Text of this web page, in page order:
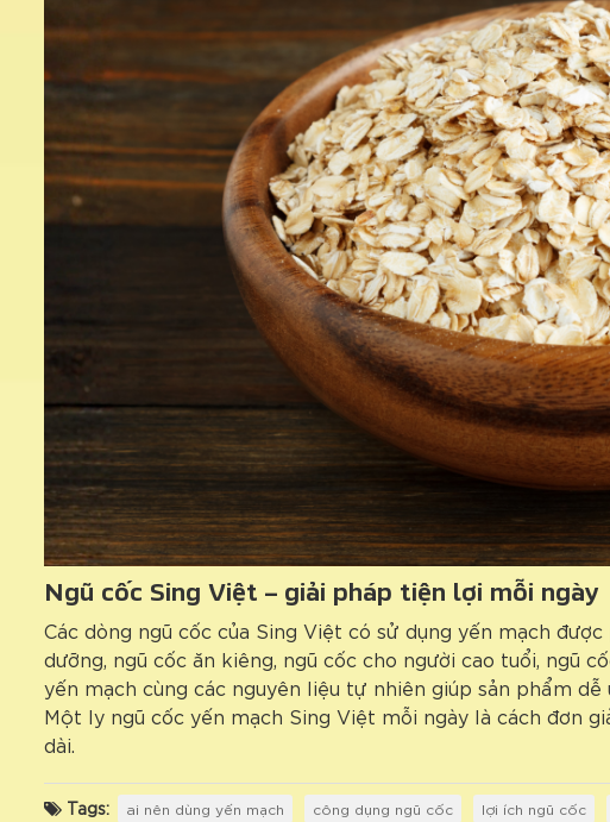
Ngũ cốc Sing Việt – giải pháp tiện lợi mỗi ngày
Các dòng ngũ cốc của Sing Việt có sử dụng yến mạch
dưỡng, ngũ cốc ăn kiêng, ngũ cốc cho người cao tuổi, ngũ
yến mạch cùng các nguyên liệu tự nhiên giúp sản phẩm
Một ly ngũ cốc yến mạch Sing Việt mỗi ngày là cách đơn
dài.
Tags: ai nên dùng yến mạch công dụng ngũ cốc lợi ích ngũ cốc